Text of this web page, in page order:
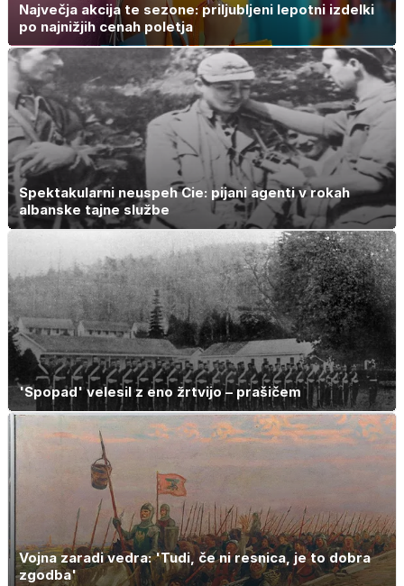
Največja akcija te sezone: priljubljeni lepotni izdelki
po najnižjih cenah poletja
Spektakularni neuspeh Cie: pijani agenti v rokah
albanske tajne službe
'Spopad' velesil z eno žrtvijo – prašičem
Vojna zaradi vedra: 'Tudi, če ni resnica, je to dobra
zgodba'